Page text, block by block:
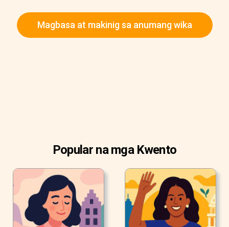
Magbasa at makinig sa anumang wika
Popular na mga Kwento